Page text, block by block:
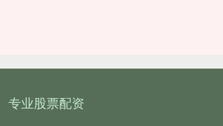
专业股票配资